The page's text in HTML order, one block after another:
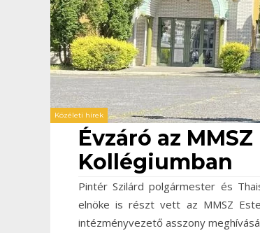
Közéleti hírek
Évzáró az
Kollégiumban
Pintér Szilárd polgármester és
elnöke is részt vett az MMSZ
intézményvezető asszony